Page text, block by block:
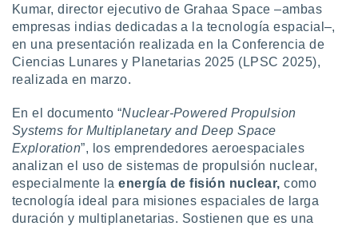
Puedes
acceder a
web a
abono
únicos
similares
Kumar, director ejecutivo de Grahaa Space –ambas
empresas indias dedicadas a la tecnología espacial–,
en una presentación realizada en la Conferencia de
Ciencias Lunares y Planetarias 2025 (LPSC 2025),
realizada en marzo.
En el documento “Nuclear-Powered Propulsion
Systems for Multiplanetary and Deep Space
Exploration”, los emprendedores aeroespaciales
analizan el uso de sistemas de propulsión nuclear,
especialmente laenergía de fisión nuclear, como
tecnología ideal para misiones espaciales de larga
duración y multiplanetarias. Sostienen que es una